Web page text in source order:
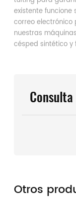
existente funcione
correo
nuestras
césped sintético y
Consulta
Otros